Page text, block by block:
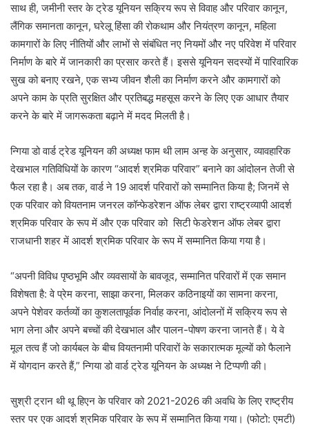
साथ ही, जमीनी स्तर के ट्रेड यूनियन सक्रिय रूप से विवाह और परिवार कानून,
लैंगिक समानता कानून, घरेलू हिंसा की रोकथाम और नियंत्रण कानून, महिला
कामगारों के लिए नीतियों और लाभों से संबंधित नए नियमों और नए परिवेश में परिवार
निर्माण के बारे में जानकारी का प्रसार करते हैं। इससे यूनियन सदस्यों में पारिवारिक
सुख को बनाए रखने, एक सभ्य जीवन शैली का निर्माण करने और कामगारों को
अपने काम के प्रति सुरक्षित और प्रतिबद्ध महसूस करने के लिए एक आधार तैयार
करने के बारे में जागरूकता बढ़ाने में मदद मिलती है।
न्गिया डो वार्ड ट्रेड यूनियन की अध्यक्ष फाम थी लाम अन्ह के अनुसार, व्यावहारिक
देखभाल गतिविधियों के कारण “आदर्श श्रमिक परिवार” बनाने का आंदोलन तेजी से
फैल रहा है। अब तक, वार्ड ने 19 आदर्श परिवारों को सम्मानित किया है; जिनमें से
एक परिवार को वियतनाम जनरल कॉन्फेडरेशन ऑफ लेबर द्वारा राष्ट्रव्यापी आदर्श
श्रमिक परिवार के रूप में और एक परिवार को सिटी फेडरेशन ऑफ लेबर द्वारा
राजधानी शहर में आदर्श श्रमिक परिवार के रूप में सम्मानित किया गया है।
“अपनी विविध पृष्ठभूमि और व्यवसायों के बावजूद, सम्मानित परिवारों में एक समान
विशेषता है: वे प्रेम करना, साझा करना, मिलकर कठिनाइयों का सामना करना,
अपने पेशेवर कर्तव्यों का कुशलतापूर्वक निर्वाह करना, आंदोलनों में सक्रिय रूप से
भाग लेना और अपने बच्चों की देखभाल और पालन-पोषण करना जानते हैं। ये वे
मूल तत्व हैं जो कार्यबल के बीच वियतनामी परिवारों के सकारात्मक मूल्यों को फैलाने
में योगदान करते हैं,” न्गिया डो वार्ड ट्रेड यूनियन के अध्यक्ष ने टिप्पणी की।
सुश्री ट्रान थी थू हिएन के परिवार को 2021-2026 की अवधि के लिए राष्ट्रीय
स्तर पर एक आदर्श श्रमिक परिवार के रूप में सम्मानित किया गया। (फोटो: एमटी)